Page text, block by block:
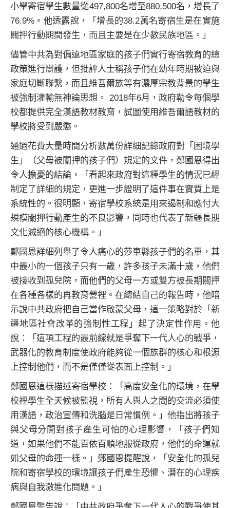
小學寄宿學生數量從497,800名增至880,500名，增長了
76.9%。他透露說，「增長的38.2萬名寄宿生是在實施
關押行動期間發生，而且主要是在少數民族地區。」
儘管中共為對偏遠地區家庭的孩子們實行寄宿教育的總
政策進行辯護，但批評人士稱孩子們在幼年時期被迫與
家庭切斷聯繫，而且維吾爾族等有濃厚宗教背景的學生
被強制灌輸無神論思想。 2018年6月，政府勒令每個學
校都提供完全漢語教材教育，試圖使用維吾爾語教材的
學校將受到嚴懲。
通過花費大量時間分析數萬份詳細記錄政府對「困境學
生」（父母被關押的孩子們）規定的文件，鄭國恩得出
令人擔憂的結論，「看起來政府對這種學生的情況已經
制定了詳細的規定，更進一步證明了這件事在實質上是
系統性的。很明顯，寄宿學校系統是用來遏制和應付大
規模關押行動產生的不良影響，同時也代表了新疆長期
文化滅絕的核心機構。」
鄭國恩詳細列舉了令人痛心的莎車縣孩子們的名單，其
中最小的一個孩子只有一歲，許多孩子未滿十歲，他們
被接收到孤兒院，而他們的父母一方或雙方被長期關押
在各種各樣的再教育營裡。在總結自己的報告時，他暗
示說中共政府把自己當作啟蒙父母，這一策略對於「新
疆地區社會改革的強制性工程」起了決定性作用。他
說：「這項工程的最前線就是爭奪下一代人心的戰爭，
武器化的教育制度使政府能夠從一個族群的核心和根源
上控制他們，而不是僅僅從表面上控制。」
鄭國恩這樣描述寄宿學校：「高度安全化的環境，在學
校裡學生全天候被監視，所有人與人之間的交流必須使
用漢語，政治宣傳和洗腦是日常慣例。」他指出將孩子
與父母分開對孩子產生可怕的心理影響，「孩子們知
道，如果他們不能百依百順地服從政府，他們的命運就
如父母的命運一樣。」鄭國恩提醒說，「安全化的孤兒
院和寄宿學校的環境讓孩子們產生恐懼、潛在的心理疾
病與自我激進化問題。」